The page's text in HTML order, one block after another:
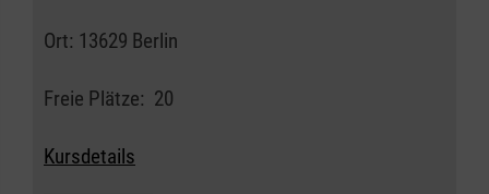
Ort: 13629 Berlin
Freie Plätze: 20
Kursdetails